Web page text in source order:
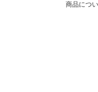
商品につ